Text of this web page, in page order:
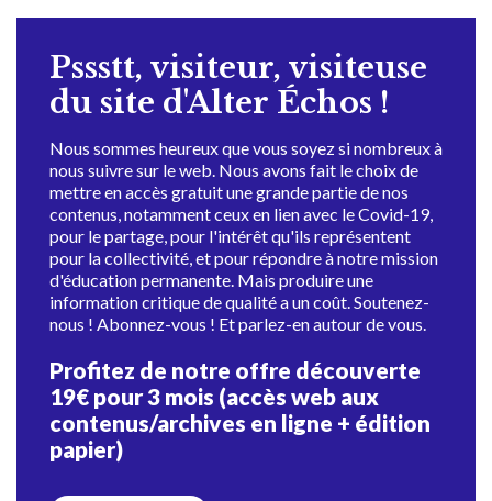
Pssstt, visiteur, visiteuse
du site d'Alter Échos !
Nous sommes heureux que vous soyez si nombreux à
nous suivre sur le web. Nous avons fait le choix de
mettre en accès gratuit une grande partie de nos
contenus, notamment ceux en lien avec le Covid-19,
pour le partage, pour l'intérêt qu'ils représentent
pour la collectivité, et pour répondre à notre mission
d'éducation permanente. Mais produire une
information critique de qualité a un coût. Soutenez-
nous ! Abonnez-vous ! Et parlez-en autour de vous.
Profitez de notre offre découverte
19€ pour 3 mois (accès web aux
contenus/archives en ligne + édition
papier)